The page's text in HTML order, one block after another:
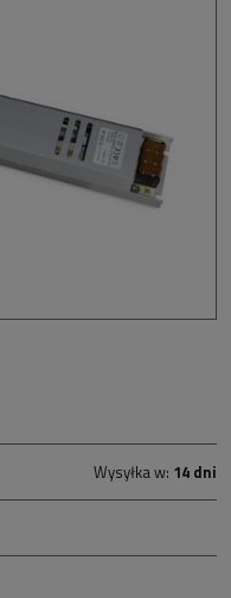
Wysyłka w: 14 dni